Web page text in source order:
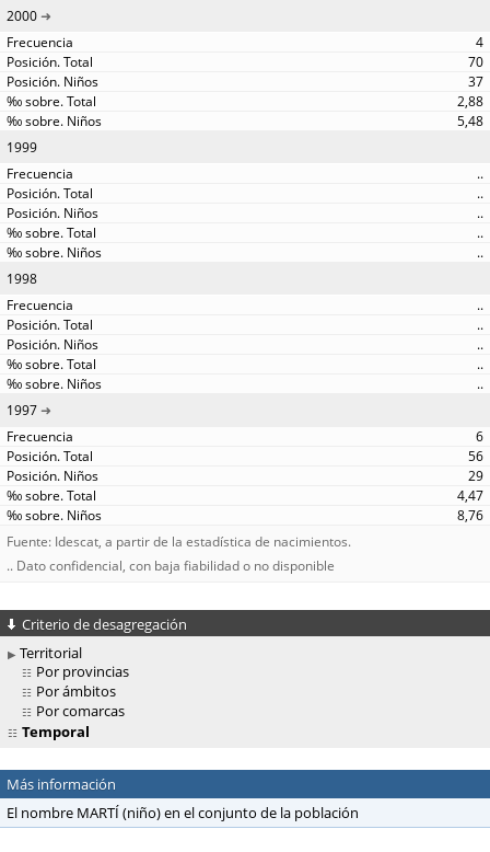
2000
4
70
37
2,88
5,48
1999
..
..
..
..
..
1998
..
..
..
..
..
1997
6
56
29
4,47
8,76
Fuente: Idescat, a partir de la estadística de nacimientos.
.. Dato confidencial, con baja fiabilidad o no disponible
Criterio de desagregación
Territorial
Por provincias
Por ámbitos
Por comarcas
Temporal
Más información
El nombre MARTÍ (niño) en el conjunto de la población